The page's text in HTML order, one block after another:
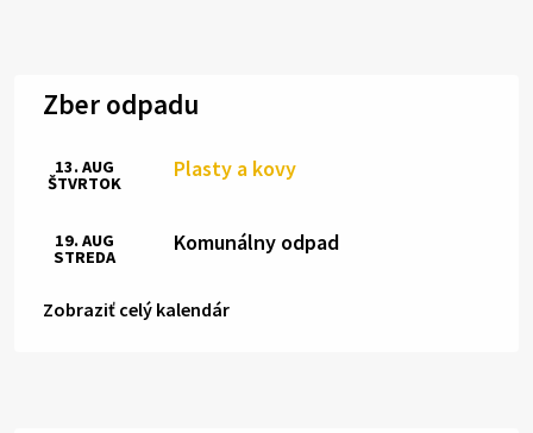
Zber odpadu
Plasty a kovy
13. AUG
ŠTVRTOK
Komunálny odpad
19. AUG
STREDA
Zobraziť celý kalendár